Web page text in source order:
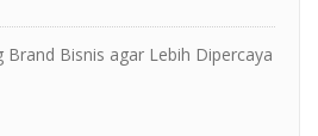
Brand Bisnis agar Lebih Dipercaya